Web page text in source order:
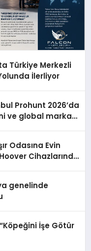
Türkiye Merkezli
İlerliyor
Prohunt 2026’da
ve global marka
Odasına Evin
Cihazlarında
genelinde
İşe Götür